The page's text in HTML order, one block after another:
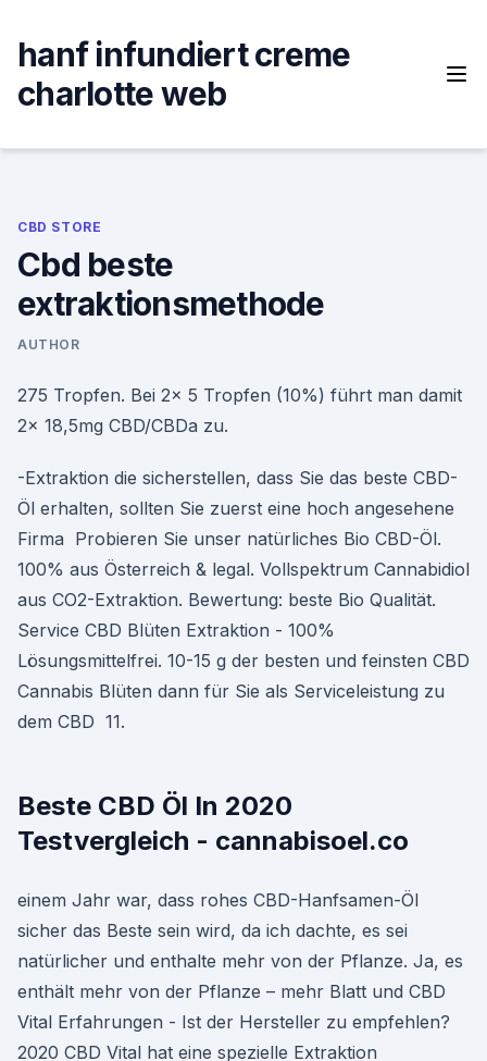
content
hanf infundiert creme
charlotte web
CBD STORE
Cbd beste
extraktionsmethode
AUTHOR
275 Tropfen. Bei 2x 5 Tropfen (10%) führt man damit
2x 18,5mg CBD/CBDa zu.
-Extraktion die sicherstellen, dass Sie das beste CBD-
Öl erhalten, sollten Sie zuerst eine hoch angesehene
Firma Probieren Sie unser natürliches Bio CBD-Öl.
100% aus Österreich & legal. Vollspektrum Cannabidiol
aus CO2-Extraktion. Bewertung: beste Bio Qualität.
Service CBD Blüten Extraktion - 100%
Lösungsmittelfrei. 10-15 g der besten und feinsten CBD
Cannabis Blüten dann für Sie als Serviceleistung zu
dem CBD 11.
Beste CBD Öl In 2020
Testvergleich - cannabisoel.co
einem Jahr war, dass rohes CBD-Hanfsamen-Öl
sicher das Beste sein wird, da ich dachte, es sei
natürlicher und enthalte mehr von der Pflanze. Ja, es
enthält mehr von der Pflanze – mehr Blatt und CBD
Vital Erfahrungen - Ist der Hersteller zu empfehlen?
2020 CBD Vital hat eine spezielle Extraktion